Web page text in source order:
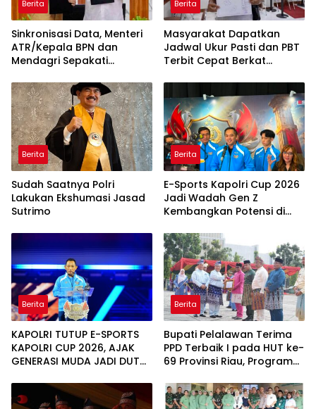
Berita
Sinkronisasi Data, Menteri
ATR/Kepala BPN dan
Mendagri Sepakati
NOP
Berita
Masyarakat Dapatkan
Jadwal Ukur Pasti dan PBT
Terbit Cepat Berkat
Terjadwal
Berita
Sudah Saatnya Polri
Lakukan Ekshumasi Jasad
Sutrimo
Berita
E-Sports Kapolri Cup 2026
Jadi Wadah Gen Z
Kembangkan Potensi di
Berita
KAPOLRI TUTUP E-SPORTS
KAPOLRI CUP 2026, AJAK
GENERASI MUDA JADI DUTA
LAPORKAN GANGGUAN KE
110
Berita
Bupati Pelalawan Terima
PPD Terbaik I pada HUT ke-
69 Provinsi Riau, Program
Sorotan